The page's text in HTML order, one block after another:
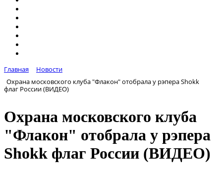
Главная
Новости
Охрана московского клуба "Флакон" отобрала у рэпера Shokk
флаг России (ВИДЕО)
Охрана московского клуба
"Флакон" отобрала у рэпера
Shokk флаг России (ВИДЕО)